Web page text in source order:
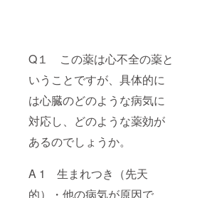
Q１ この薬は心不全の薬と
いうことですが、具体的に
は心臓のどのような病気に
対応し、どのような薬効が
あるのでしょうか。
A 1 生まれつき（先天
的）・他の病気が原因で